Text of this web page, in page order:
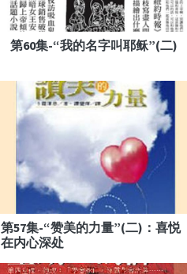
第60集-“我的名字叫耶稣”(二)
第57集-“赞美的力量”(二)：喜悦
在内心深处